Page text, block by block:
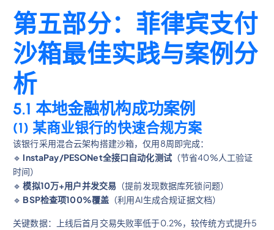
第五部分：菲律宾支付
沙箱最佳实践与案例分
析
5.1 本地金融机构成功案例
(1) 某商业银行的快速合规方案
该银行采用混合云架构搭建沙箱，仅用8周即完成：
🔹 InstaPay/PESONet全接口自动化测试（节省40%人工验证
时间）
🔹模拟10万+用户并发交易 （提前发现数据库死锁问题）
🔹 BSP检查项100%覆盖 （利用AI生成合规证据文档）
关键数据：上线后首月交易失败率低于0.2%，较传统方式提升5